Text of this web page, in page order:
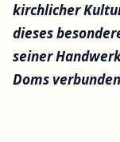
kirchlicher
dieses
seiner
Doms